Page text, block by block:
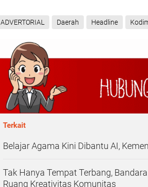
ADVERTORIAL Daerah Headline
Terkait
Belajar Agama Kini Dibantu AI,
Tak Hanya Tempat Terbang,
Ruang Kreativitas Komunitas